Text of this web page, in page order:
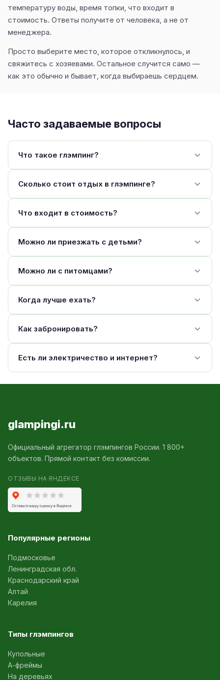
температуру воды, время топки, что входит в
стоимость. Ответы получите от человека, а не от
менеджера.
Просто выберите место, которое откликнулось, и
свяжитесь с хозяевами. Остальное случится само —
как это обычно и бывает, когда выбираешь сердцем.
Часто задаваемые вопросы
Что такое глэмпинг?
Сколько стоит отдых в глэмпинге?
Что входит в стоимость?
Можно ли приезжать с детьми?
Можно ли с питомцами?
Когда лучше ехать?
Как забронировать?
Есть ли электричество и интернет?
glampingi.ru
Официальный агрегатор глэмпингов России. 1 800+
объектов. Прямой контакт без комиссии.
ОТЗЫВЫ НА ЯНДЕКСЕ
Популярные регионы
Подмосковье
Ленинградская обл.
Краснодарский край
Алтай
Карелия
Типы глэмпингов
Купольные
А-фреймы
На деревьях